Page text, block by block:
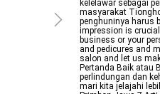
kelelawar sebagai
masyarakat
penghuninya harus
impression is
business or your
and pedicures and
salon and let us
Pertanda Baik atau
perlindungan dan
mari kita jelajahi